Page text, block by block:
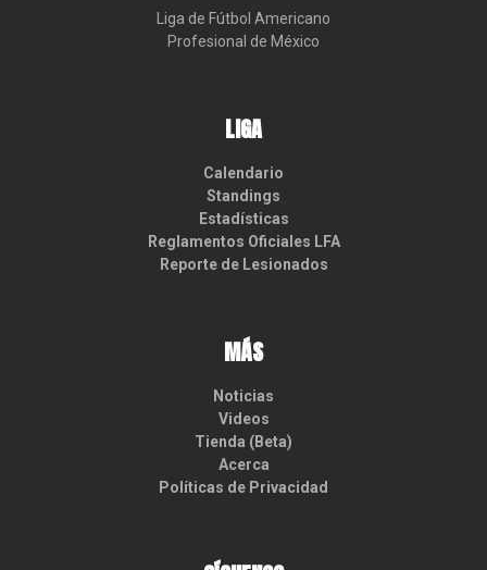
Liga de Fútbol Americano
Profesional de México
LIGA
Calendario
Standings
Estadísticas
Reglamentos Oficiales LFA
Reporte de Lesionados
MÁS
Noticias
Videos
Tienda (Beta)
Acerca
Políticas de Privacidad